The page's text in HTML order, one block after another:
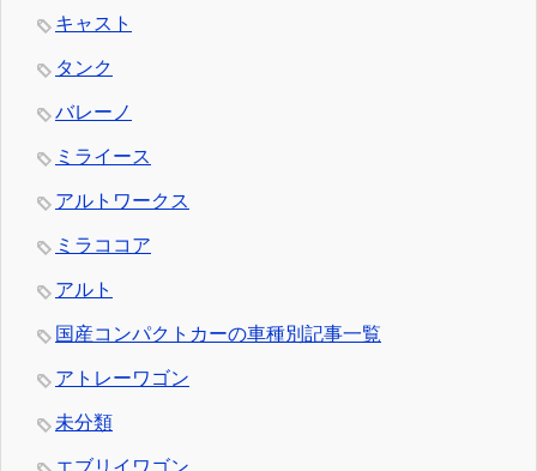
キャスト
タンク
バレーノ
ミライース
アルトワークス
ミラココア
アルト
国産コンパクトカーの車種別記事一覧
アトレーワゴン
未分類